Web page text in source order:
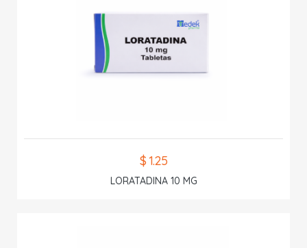
$ 1.25
LORATADINA 10 MG